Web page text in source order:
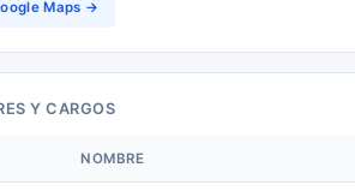
Maps →
Y CARGOS
NOMBRE